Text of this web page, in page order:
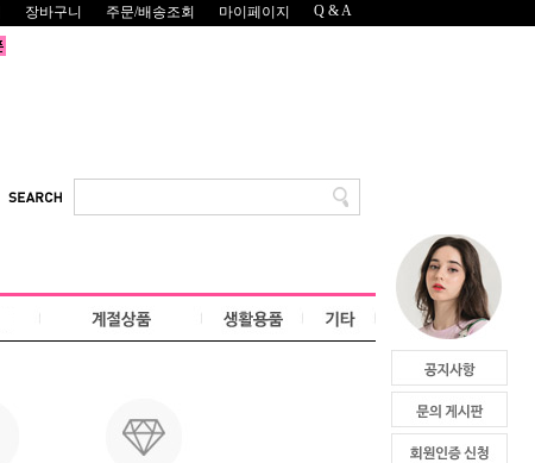
장바구니 주문/배송조회 마이페이지 Q & A